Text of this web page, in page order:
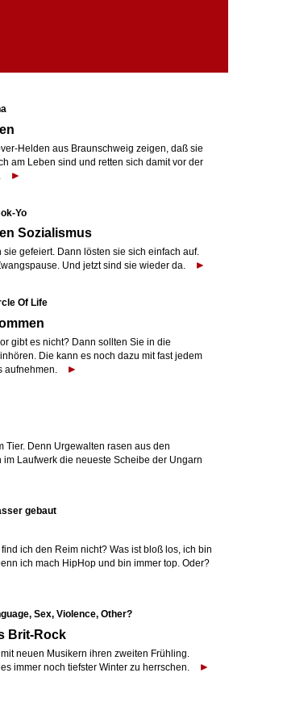
Helden aus Braunschweig zeigen, daß sie
am Leben sind und retten sich damit vor der
Yo
Sozialismus
sie gefeiert. Dann lösten sie sich einfach auf.
Und jetzt sind sie wieder da.
Of Life
gibt es nicht? Dann sollten Sie in die
Die kann es noch dazu mit fast jedem
aufnehmen.
Tier. Denn Urgewalten rasen aus den
im Laufwerk die neueste Scheibe der Ungarn
gebaut
ich den Reim nicht? Was ist bloß los, ich bin
ich mach HipHop und bin immer top. Oder?
Sex, Violence, Other?
Brit-Rock
neuen Musikern ihren zweiten Frühling.
immer noch tiefster Winter zu herrschen.